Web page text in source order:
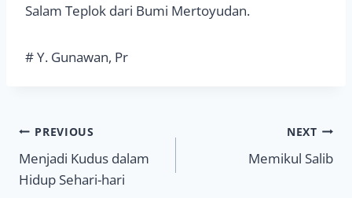
Salam Teplok dari Bumi Mertoyudan.
# Y. Gunawan, Pr
Navigasi
pos
PREVIOUS
Menjadi Kudus dalam
Hidup Sehari-hari
NEXT
Memikul Salib